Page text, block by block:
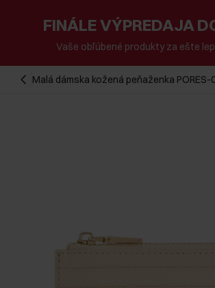
FINÁLE VÝPREDAJA
Vaše obľúbené produkty za ešte
Malá dámska kožená peňaženka PORES-